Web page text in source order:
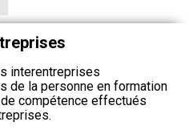
interentreprises
de la personne en formation
compétence effectués